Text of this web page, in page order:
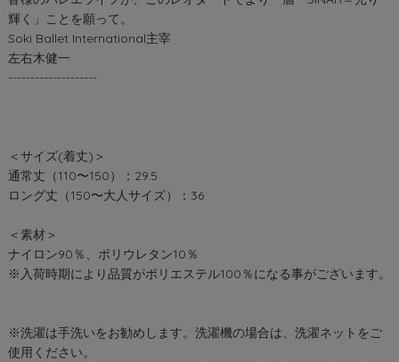
輝く」ことを願って。
Soki Ballet International主宰
左右木健一
--------------------
＜サイズ(着丈)＞
通常丈（110〜150）：29.5
ロング丈（150〜大人サイズ）：36
＜素材＞
ナイロン90％、ポリウレタン10％
※入荷時期により品質がポリエステル100％になる事がございます。
※洗濯は手洗いをお勧めします。洗濯機の場合は、洗濯ネットをご
使用ください。